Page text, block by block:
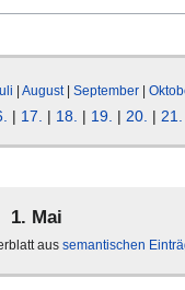
| August| September |
| 17. | 18. | 19. | 20. | 21.
1. Mai
aus semantischen